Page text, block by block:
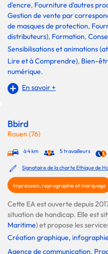
d'encre, Fourniture d'autres
Gestion de vente par
de masques de protection,
distributeurs), Formation,
Sensibilisations et animations
Lire et à Comprendre), Bien-
numérique.
En savoir +
Bbird
Rouen (76)
à 4 km 5 travailleurs
Signataire de la charte Ethique de
Impression, reprographie et marquage
Cette EA est ouverte depuis
situation de handicap. Elle est
Maritime) et propose les
Création graphique,
Agence de communication,